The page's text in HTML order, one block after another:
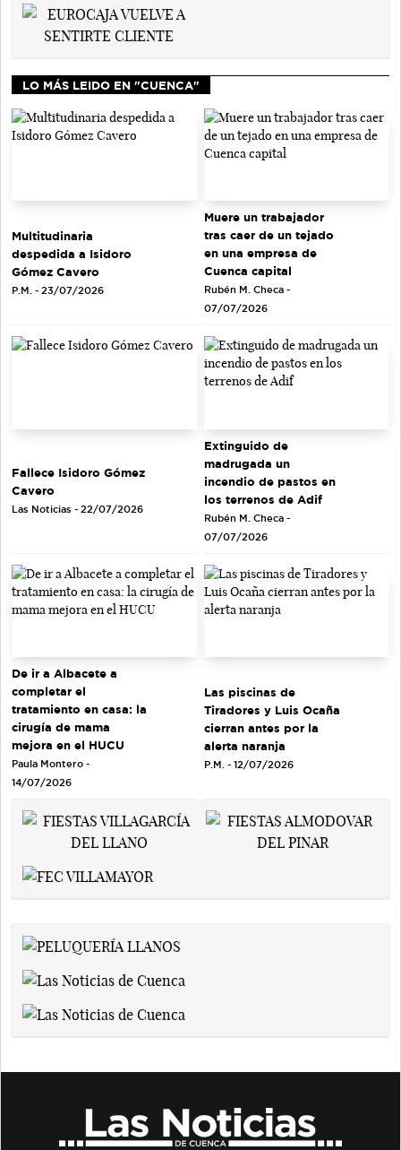
LO MÁS LEIDO EN "CUENCA"
Multitudinaria
despedida a Isidoro
Gómez Cavero
P.M. - 23/07/2026
Muere un trabajador
tras caer de un tejado
en una empresa de
Cuenca capital
Rubén M. Checa -
07/07/2026
Fallece Isidoro Gómez
Cavero
Las Noticias - 22/07/2026
Extinguido de
madrugada un
incendio de pastos en
los terrenos de Adif
Rubén M. Checa -
07/07/2026
De ir a Albacete a
completar el
tratamiento en casa: la
cirugía de mama
mejora en el HUCU
Paula Montero -
14/07/2026
Las piscinas de
Tiradores y Luis Ocaña
cierran antes por la
alerta naranja
P.M. - 12/07/2026